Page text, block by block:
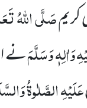
صَلَّی اللہُ
وَاٰلِہٖ وَسَلَّمَنے
عَلَیْہِ الصَّلٰوۃُ